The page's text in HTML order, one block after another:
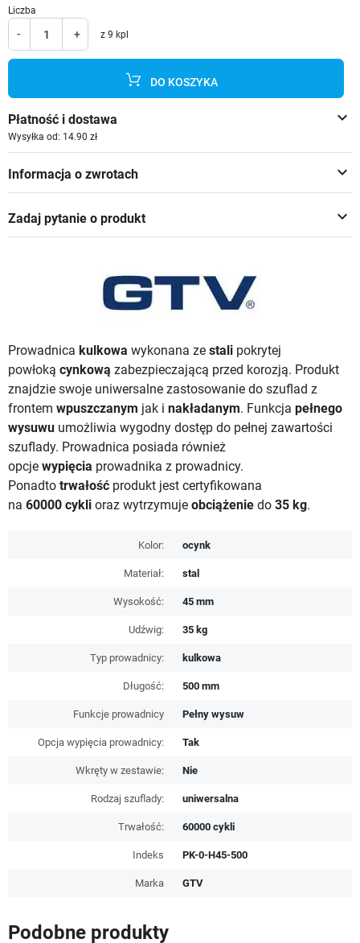
Liczba
- + z 9 kpl
DO KOSZYKA
keyboard_arrow_down
Płatność i dostawa
Wysyłka od: 14.90 zł
keyboard_arrow_down
Informacja o zwrotach
keyboard_arrow_down
Zadaj pytanie o produkt
Prowadnica kulkowa wykonana ze stali pokrytej
powłoką cynkową zabezpieczającą przed korozją. Produkt
znajdzie swoje uniwersalne zastosowanie do szuflad z
frontem wpuszczanym jak i nakładanym. Funkcja pełnego
wysuwu umożliwia wygodny dostęp do pełnej zawartości
szuflady. Prowadnica posiada również
opcje wypięcia prowadnika z prowadnicy.
Ponadto trwałość produkt jest certyfikowana
na 60000 cykli oraz wytrzymuje obciążenie do 35 kg.
Kolor: ocynk
Materiał: stal
Wysokość: 45 mm
Udźwig: 35 kg
Typ prowadnicy: kulkowa
Długość: 500 mm
Funkcje prowadnicy Pełny wysuw
Opcja wypięcia prowadnicy: Tak
Wkręty w zestawie: Nie
Rodzaj szuflady: uniwersalna
Trwałość: 60000 cykli
Indeks PK-0-H45-500
Marka GTV
Podobne produkty